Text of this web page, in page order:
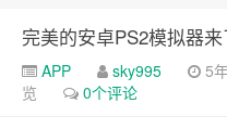
完美的安卓PS2模拟器
APP sky995 5
览
0个评论